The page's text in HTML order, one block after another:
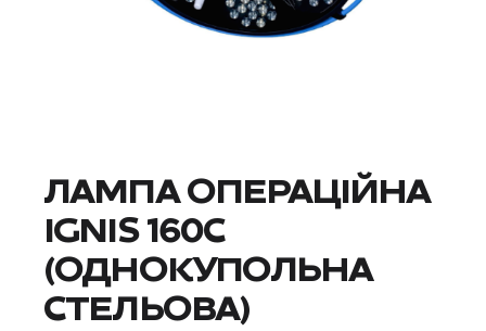
ЛАМПА ОПЕРАЦІЙНА
IGNIS 160C
(ОДНОКУПОЛЬНА
СТЕЛЬОВА)